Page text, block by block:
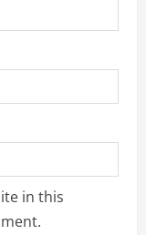
in this